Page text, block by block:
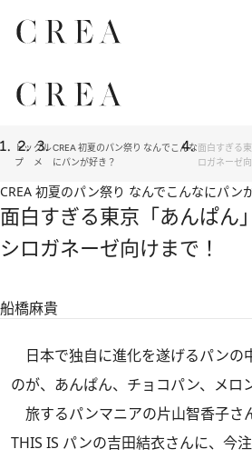
トッ
プ
グル
メ
CREA 初夏のパン祭り なんでこんな
にパンが好き？
面白すぎる
ロガネーゼ
CREA 初夏のパン祭り なんでこんなにパン
面白すぎる東京「あんぱん
シロガネーゼ向けまで！
船橋麻貴
日本で独自に進化を遂げるパンの
のが、あんぱん、チョコパン、メロ
旅するパンマニアの片山智香子さ
THIS IS パンの吉田結衣さんに、今